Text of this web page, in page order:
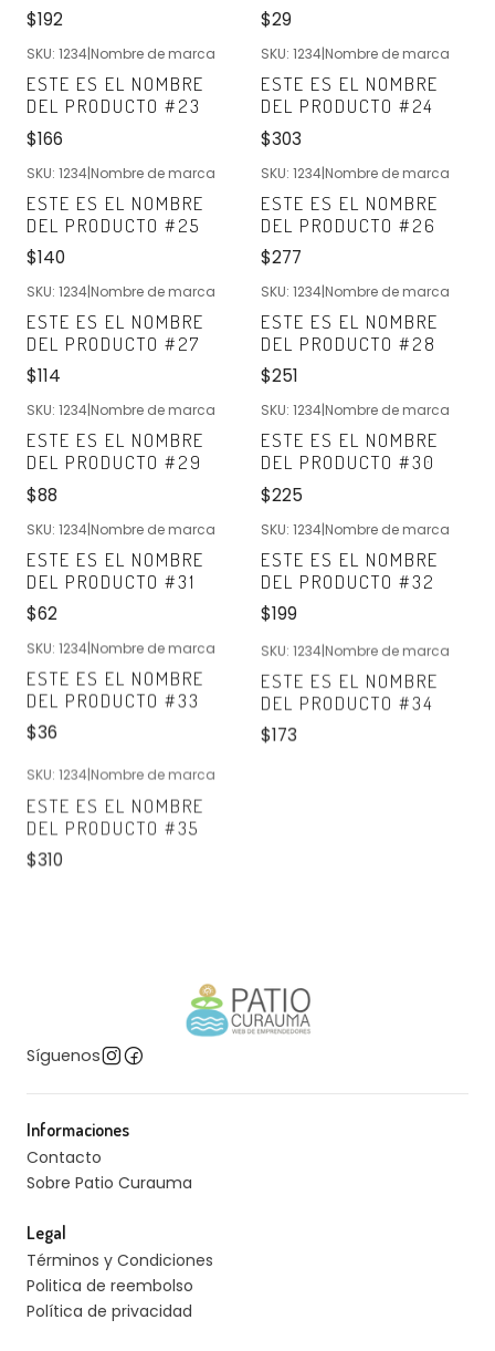
$192
$29
SKU: 1234|Nombre de marca
ESTE ES EL NOMBRE
DEL PRODUCTO #23
$166
SKU: 1234|Nombre de marca
ESTE ES EL NOMBRE
DEL PRODUCTO #24
$303
SKU: 1234|Nombre de marca
ESTE ES EL NOMBRE
DEL PRODUCTO #25
$140
SKU: 1234|Nombre de marca
ESTE ES EL NOMBRE
DEL PRODUCTO #26
$277
SKU: 1234|Nombre de marca
ESTE ES EL NOMBRE
DEL PRODUCTO #27
$114
SKU: 1234|Nombre de marca
ESTE ES EL NOMBRE
DEL PRODUCTO #28
$251
SKU: 1234|Nombre de marca
ESTE ES EL NOMBRE
DEL PRODUCTO #29
$88
SKU: 1234|Nombre de marca
ESTE ES EL NOMBRE
DEL PRODUCTO #30
$225
SKU: 1234|Nombre de marca
ESTE ES EL NOMBRE
DEL PRODUCTO #31
$62
SKU: 1234|Nombre de marca
ESTE ES EL NOMBRE
DEL PRODUCTO #32
$199
SKU: 1234|Nombre de marca
ESTE ES EL NOMBRE
DEL PRODUCTO #33
$36
SKU: 1234|Nombre de marca
ESTE ES EL NOMBRE
DEL PRODUCTO #34
$173
Nuevo
SKU: 1234|Nombre de marca
ESTE ES EL NOMBRE
DEL PRODUCTO #35
$310
Síguenos
Informaciones
Contacto
Sobre Patio Curauma
Legal
Términos y Condiciones
Politica de reembolso
Política de privacidad